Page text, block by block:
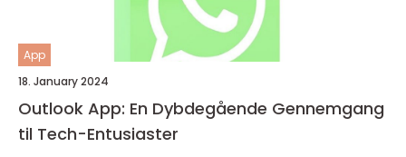
App
18. January 2024
Outlook App: En Dybdegående Gennemgang
til Tech-Entusiaster